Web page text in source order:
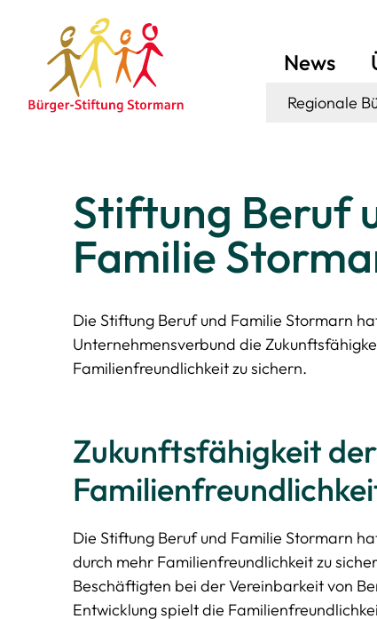
News
Stiftung Beruf
Familie
Die Stiftung Beruf und Familie Stormarn
Unternehmensverbund die
Familienfreundlichkeit zu sichern.
Zukunftsfähigkeit
Die Stiftung Beruf und Familie Stormarn
durch mehr Familienfreundlichkeit zu
Beschäftigten bei der Vereinbarkeit von
Entwicklung spielt die